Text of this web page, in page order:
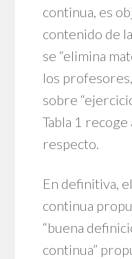
continua, es
contenido de
se “elimina
los
sobre
Tabla 1
respecto.
En definitiva,
continua
“buena
continua”